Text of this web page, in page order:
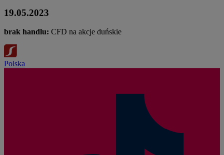
19.05.2023
brak handlu: CFD na akcje duńskie
Polska